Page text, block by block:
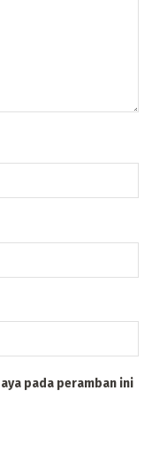
pada peramban ini